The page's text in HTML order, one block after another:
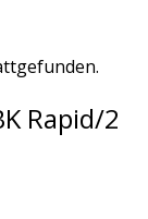
Rapid/2